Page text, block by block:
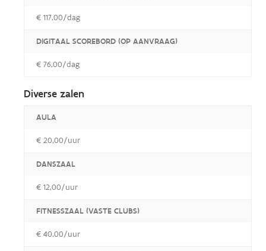
€ 117,00/dag
DIGITAAL SCOREBORD (OP AANVRAAG)
€ 76,00/dag
Diverse zalen
AULA
€ 20,00/uur
DANSZAAL
€ 12,00/uur
FITNESSZAAL (VASTE CLUBS)
€ 40,00/uur